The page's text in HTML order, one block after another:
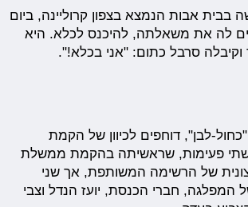
בבית אבות הנמצא בצפון קרוליינה, ביום
לה את משאלתה, להיכנס לכלא. היא
סרבל כתום: "אני בכלא!".
לבן", דוחפים לכיוון של הקמת
פעימות, שראשיתה בהקמת ממשלת
של הרשימה המשותפת, אך שני
המפלגה, חברי הכנסת, יועז הנדל וצבי